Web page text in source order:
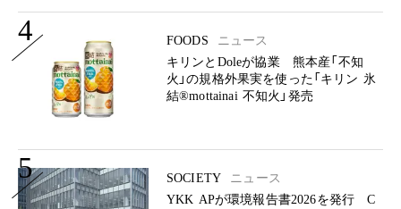
4 FOODS
ニュース
キリンとDoleが協業 熊本産「不知
火」の規格外果実を使った「キリン 氷
結®mottainai 不知火」発売
5 SOCIETY
ニュース
YKK APが環境報告書2026を発行 C